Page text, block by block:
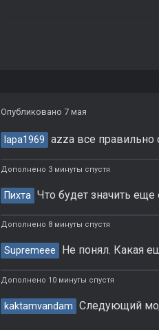
Опубликовано 7 мая
lapa1969 azza все правильно
Дополнено 3 минуты спустя
Пихта Что будет значить еще
Дополнено 8 минуты спустя
Supremeee Не понял. Какая
Дополнено 10 минуты спустя
kaktamvandam Следующий